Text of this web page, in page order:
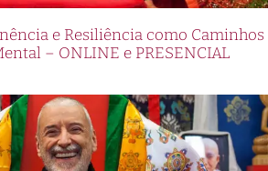
e Resiliência como Caminhos
– ONLINE e PRESENCIAL